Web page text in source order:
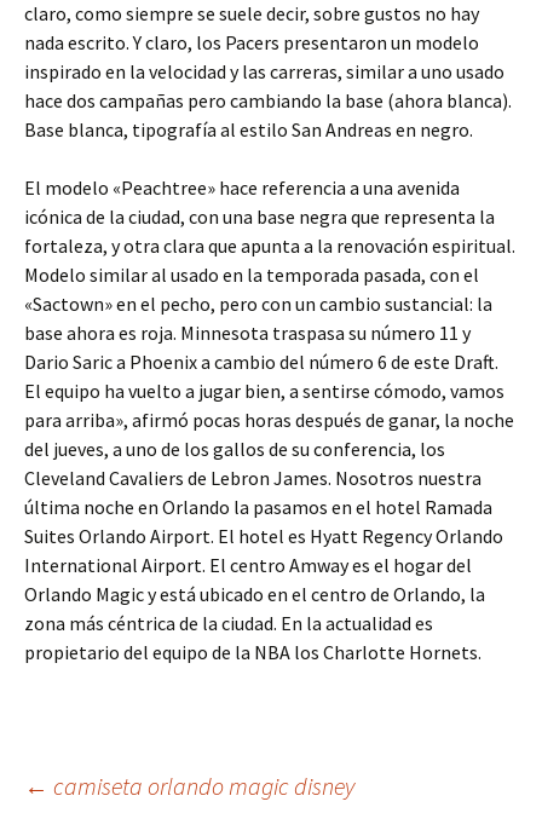
claro, como siempre se suele decir, sobre gustos no hay
nada escrito. Y claro, los Pacers presentaron un modelo
inspirado en la velocidad y las carreras, similar a uno usado
hace dos campañas pero cambiando la base (ahora blanca).
Base blanca, tipografía al estilo San Andreas en negro.
El modelo «Peachtree» hace referencia a una avenida
icónica de la ciudad, con una base negra que representa la
fortaleza, y otra clara que apunta a la renovación espiritual.
Modelo similar al usado en la temporada pasada, con el
«Sactown» en el pecho, pero con un cambio sustancial: la
base ahora es roja. Minnesota traspasa su número 11 y
Dario Saric a Phoenix a cambio del número 6 de este Draft.
El equipo ha vuelto a jugar bien, a sentirse cómodo, vamos
para arriba», afirmó pocas horas después de ganar, la noche
del jueves, a uno de los gallos de su conferencia, los
Cleveland Cavaliers de Lebron James. Nosotros nuestra
última noche en Orlando la pasamos en el hotel Ramada
Suites Orlando Airport. El hotel es Hyatt Regency Orlando
International Airport. El centro Amway es el hogar del
Orlando Magic y está ubicado en el centro de Orlando, la
zona más céntrica de la ciudad. En la actualidad es
propietario del equipo de la NBA los Charlotte Hornets.
← camiseta orlando magic disney